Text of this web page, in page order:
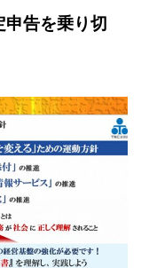
申告を乗り切